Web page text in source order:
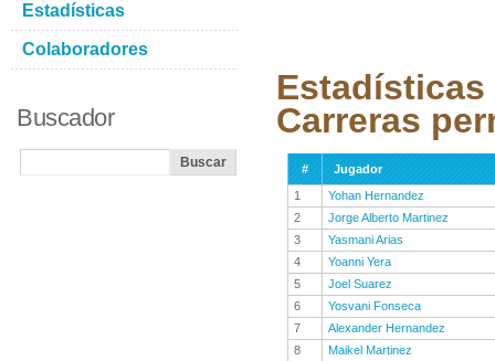
Carreras
#
Jugador
1
Yohan Hernandez
2
Jorge Alberto Martinez
3
Yasmani Arias
4
Yoanni Yera
5
Joel Suarez
6
Yosvani Fonseca
7
Alexander Hernandez
8
Maikel Martinez
Estadísticas
Colaboradores
Buscador